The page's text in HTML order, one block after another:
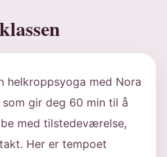
helkroppsyoga med Nora
gir deg 60 min til å
med tilstedeværelse,
Her er tempoet